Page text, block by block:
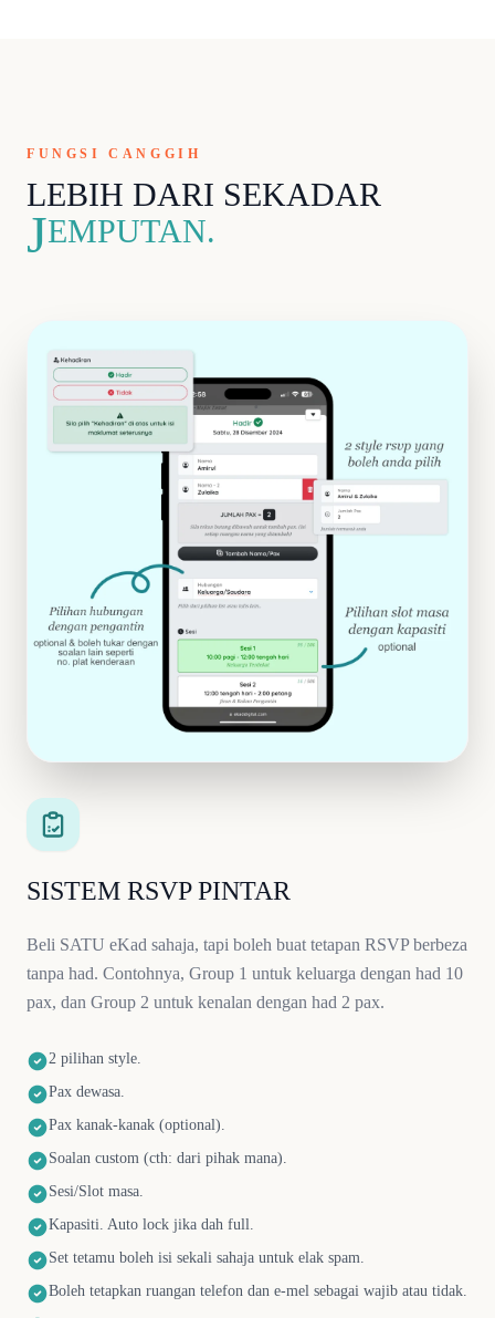
FUNGSI CANGGIH
LEBIH DARI SEKADAR
JEMPUTAN.
SISTEM RSVP PINTAR
Beli SATU eKad sahaja, tapi boleh buat tetapan RSVP berbeza
tanpa had. Contohnya, Group 1 untuk keluarga dengan had 10
pax, dan Group 2 untuk kenalan dengan had 2 pax.
2 pilihan style.
Pax dewasa.
Pax kanak-kanak (optional).
Soalan custom (cth: dari pihak mana).
Sesi/Slot masa.
Kapasiti. Auto lock jika dah full.
Set tetamu boleh isi sekali sahaja untuk elak spam.
Boleh tetapkan ruangan telefon dan e-mel sebagai wajib atau tidak.